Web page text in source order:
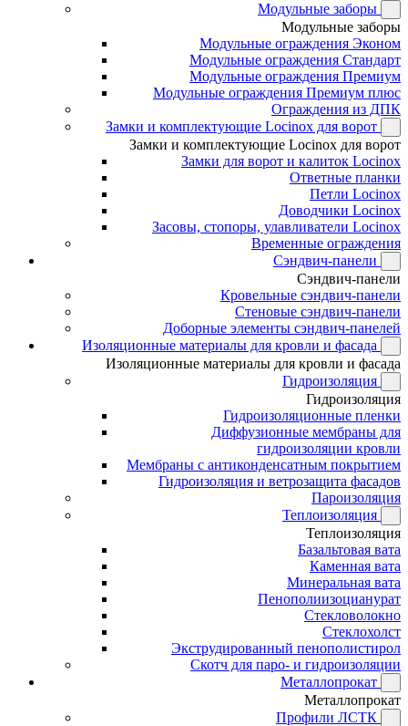
Модульные заборы
Модульные заборы
Модульные ограждения Эконом
Модульные ограждения Стандарт
Модульные ограждения Премиум
Модульные ограждения Премиум плюс
Ограждения из ДПК
Замки и комплектующие Locinox для ворот
Замки и комплектующие Locinox для ворот
Замки для ворот и калиток Locinox
Ответные планки
Петли Locinox
Доводчики Locinox
Засовы, стопоры, улавливатели Locinox
Временные ограждения
Сэндвич-панели
Сэндвич-панели
Кровельные сэндвич-панели
Стеновые сэндвич-панели
Доборные элементы сэндвич-панелей
Изоляционные материалы для кровли и фасада
Изоляционные материалы для кровли и фасада
Гидроизоляция
Гидроизоляция
Гидроизоляционные пленки
Диффузионные мембраны для
гидроизоляции кровли
Мембраны с антиконденсатным покрытием
Гидроизоляция и ветрозащита фасадов
Пароизоляция
Теплоизоляция
Теплоизоляция
Базальтовая вата
Каменная вата
Минеральная вата
Пенополиизоцианурат
Стекловолокно
Стеклохолст
Экструдированный пенополистирол
Скотч для паро- и гидроизоляции
Металлопрокат
Металлопрокат
Профили ЛСТК